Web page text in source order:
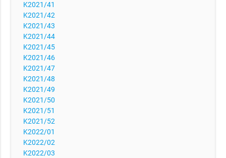
K2021/41
K2021/42
K2021/43
K2021/44
K2021/45
K2021/46
K2021/47
K2021/48
K2021/49
K2021/50
K2021/51
K2021/52
K2022/01
K2022/02
K2022/03